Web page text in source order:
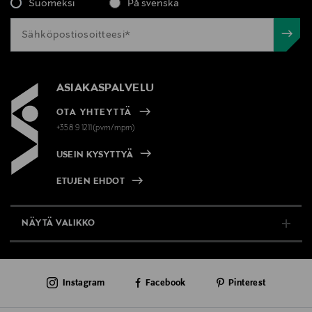
Suomeksi På svenska
ASIAKASPALVELU
OTA YHTEYTTÄ
+358 9 1211(pvm/mpm)
USEIN KYSYTTYÄ
ETUJEN EHDOT
NÄYTÄ VALIKKO
AJANKOHTAISTA
Instagram Facebook Pinterest